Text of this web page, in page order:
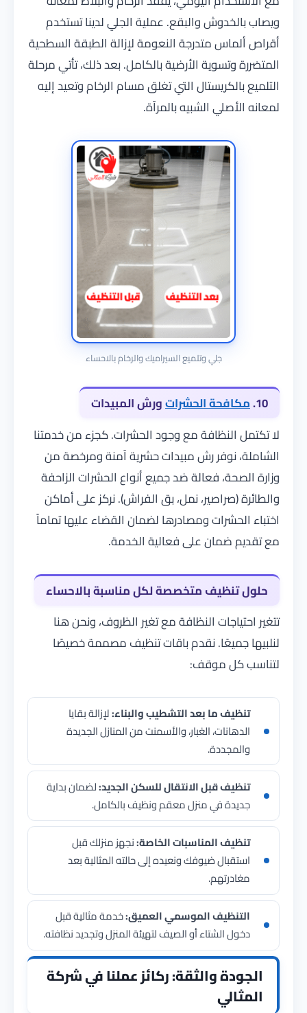
ويصاب بالخدوش والبقع. عملية الجلي لدينا تستخدم
أقراص ألماس متدرجة النعومة لإزالة الطبقة السطحية
المتضررة وتسوية الأرضية بالكامل. بعد ذلك، تأتي مرحلة
التلميع بالكريستال التي تغلق مسام الرخام وتعيد إليه
لمعانه الأصلي الشبيه بالمرآة.
جلي وتلميع السيراميك والرخام بالاحساء
10. مكافحة الحشراتورش المبيدات
لا تكتمل النظافة مع وجود الحشرات. كجزء من خدمتنا
الشاملة، نوفر رش مبيدات حشرية آمنة ومرخصة من
وزارة الصحة، فعالة ضد جميع أنواع الحشرات الزاحفة
والطائرة (صراصير، نمل، بق الفراش). نركز على أماكن
اختباء الحشرات ومصادرها لضمان القضاء عليها تماماً
مع تقديم ضمان على فعالية الخدمة.
حلول تنظيف متخصصة لكل مناسبة بالاحساء
تتغير احتياجات النظافة مع تغير الظروف، ونحن هنا
لنلبيها جميعًا. نقدم باقات تنظيف مصممة خصيصًا
لتناسب كل موقف:
تنظيف ما بعد التشطيب والبناء:لإزالة بقايا
الدهانات، الغبار، والأسمنت من المنازل الجديدة
والمجددة.
تنظيف قبل الانتقال للسكن الجديد:لضمان بداية
جديدة في منزل معقم ونظيف بالكامل.
تنظيف المناسبات الخاصة:نجهز منزلك قبل
استقبال ضيوفك ونعيده إلى حالته المثالية بعد
مغادرتهم.
التنظيف الموسمي العميق:خدمة مثالية قبل
دخول الشتاء أو الصيف لتهيئة المنزل وتجديد نظافته.
الجودة والثقة: ركائز عملنا في شركة
المثالي